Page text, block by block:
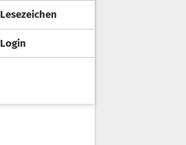
Lesezeichen
Login